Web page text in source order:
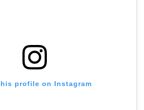
profile on Instagram